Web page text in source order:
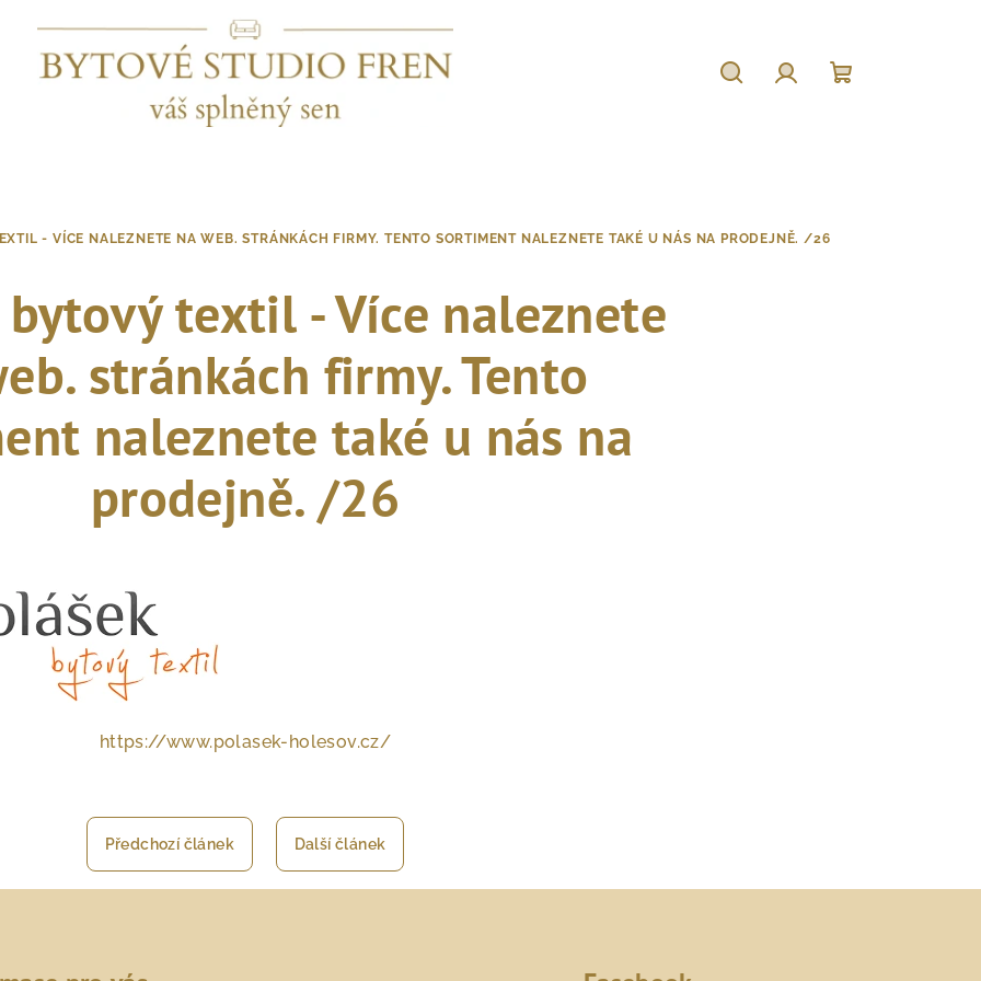
- VÍCE NALEZNETE NA WEB. STRÁNKÁCH FIRMY. TENTO SORTIMENT NALEZNETE TAKÉ U NÁS NA PRODEJNĚ. /26
bytový textil - Více naleznete
stránkách firmy. Tento
naleznete také u nás na
prodejně. /26
https://www.polasek-holesov.cz/
Předchozí článek Další článek